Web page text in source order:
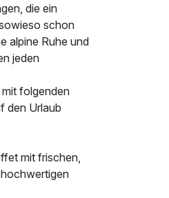
die ein
schon
alpine Ruhe und
jeden
folgenden
den Urlaub
mit frischen,